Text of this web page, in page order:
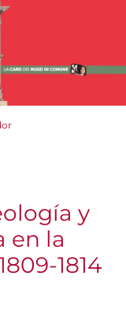
y
en la
1814